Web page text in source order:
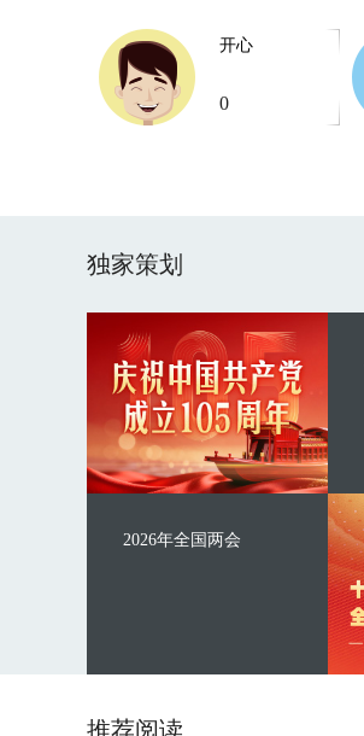
开心
0
独家策划
2026年全国两会
推荐阅读